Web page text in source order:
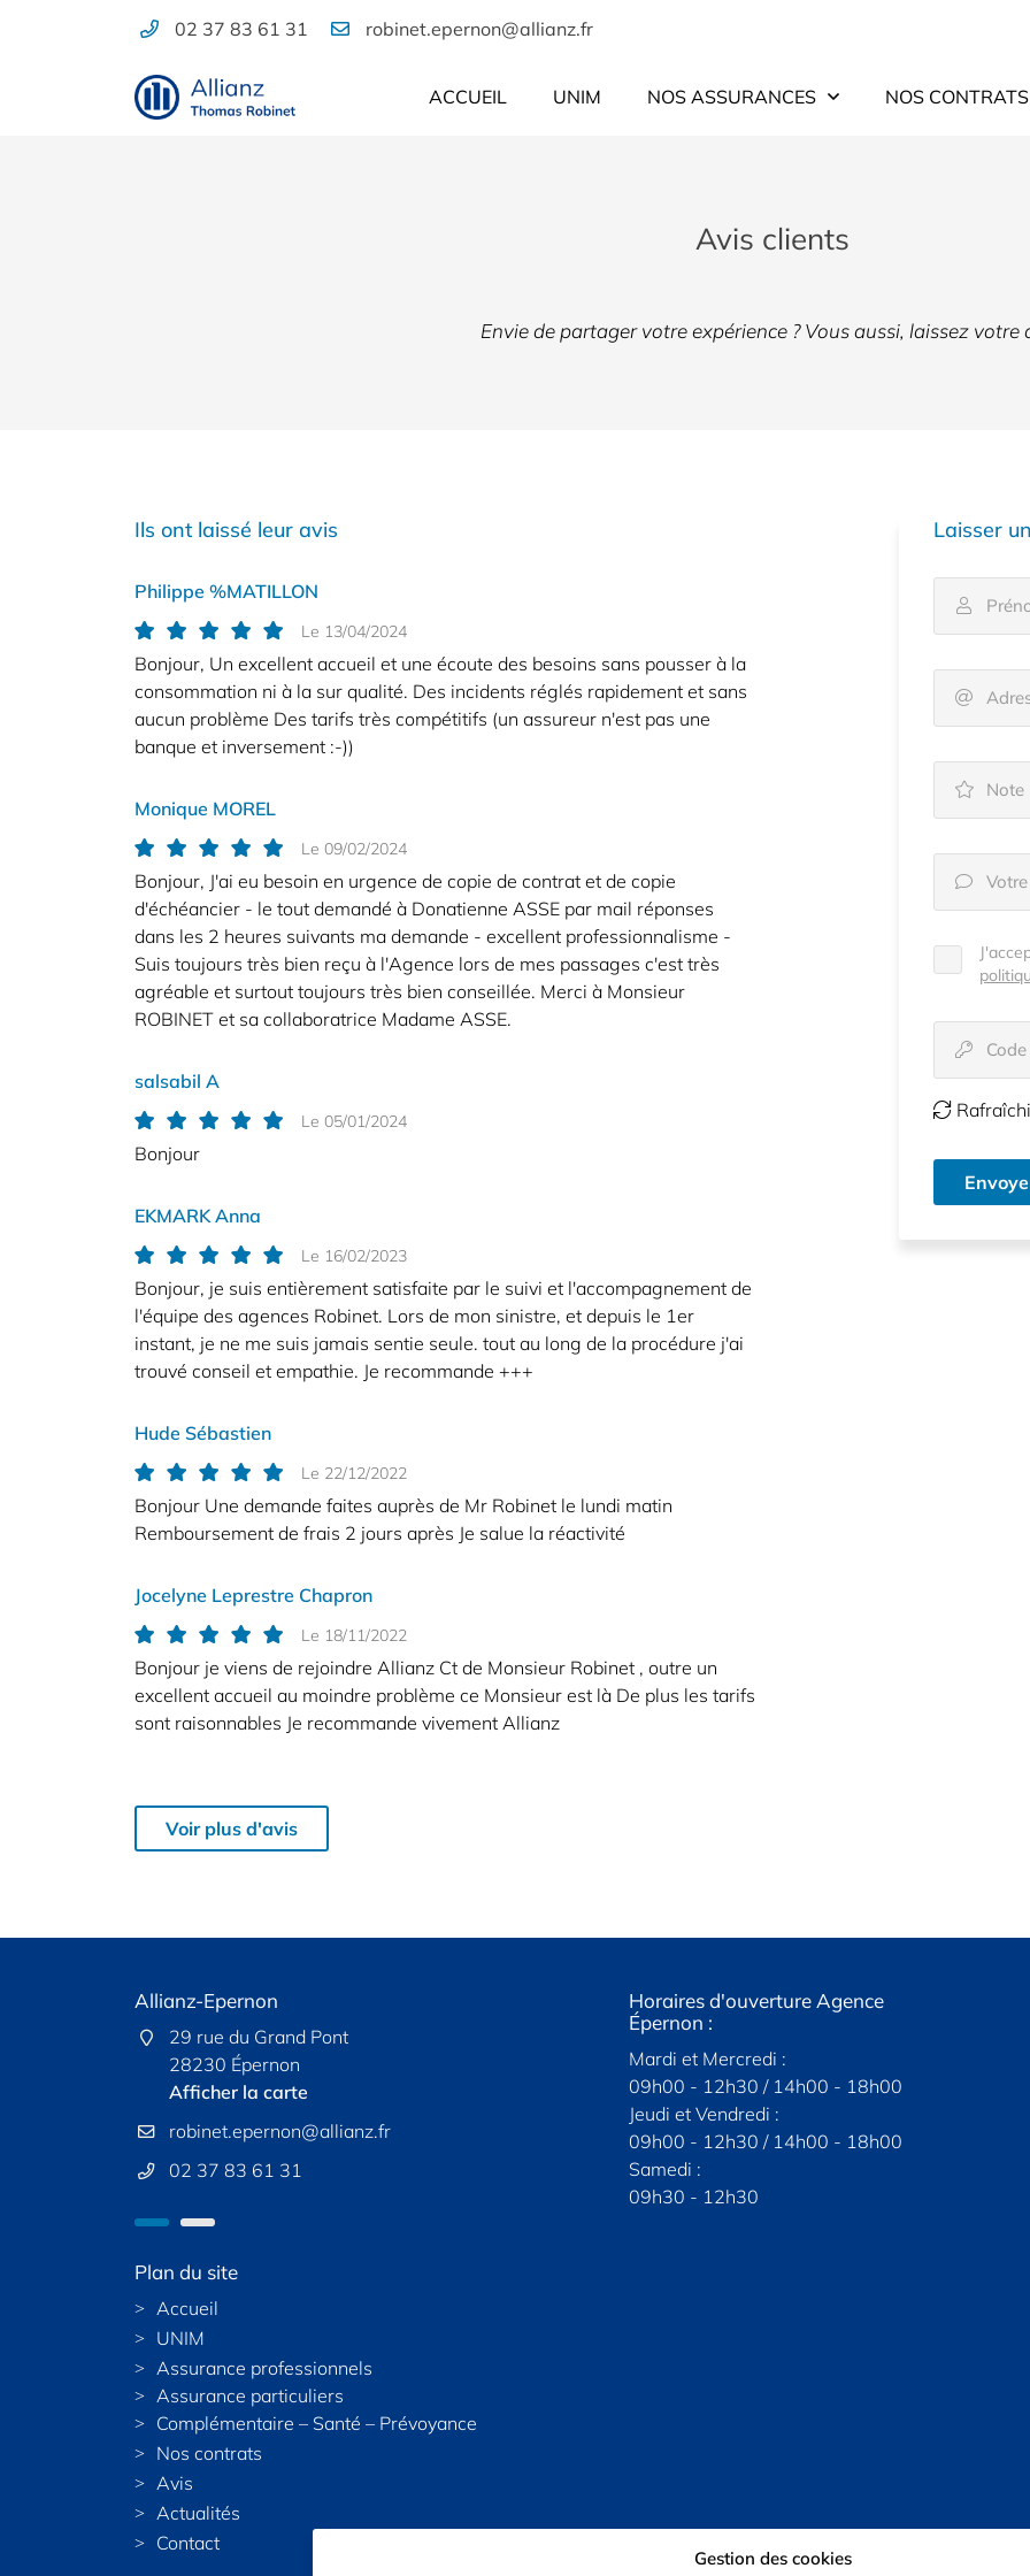
02 37 83 61 31
ACCUEIL UNIM NOS ASSURANCES NOS CONTRATS
28230 Épernon
02 37 83 61 31
Code Captcha
Rafraîchir le captcha
En cochant cette case, vous consentez à recevoir nos propositions commerciales à
l'adresse email indiqué ci-dessus. Vous pouvez vous désinscrire à tout moment en
le formulaire de désinscription
Inscription
Avis clients
Envie de partager votre expérience ? Vous aussi, laissez votre
Ils ont laissé leur avis
Philippe %MATILLON
Le 13/04/2024
Bonjour, Un excellent accueil et une écoute des besoins sans pousser à la
consommation ni à la sur qualité. Des incidents réglés rapidement et sans
aucun problème Des tarifs très compétitifs (un assureur n'est pas une
banque et inversement :-))
Monique MOREL
Le 09/02/2024
Bonjour, J'ai eu besoin en urgence de copie de contrat et de copie
d'échéancier - le tout demandé à Donatienne ASSE par mail réponses
dans les 2 heures suivants ma demande - excellent professionnalisme -
Suis toujours très bien reçu à l'Agence lors de mes passages c'est très
agréable et surtout toujours très bien conseillée. Merci à Monsieur
ROBINET et sa collaboratrice Madame ASSE.
salsabil A
Le 05/01/2024
Bonjour
EKMARK Anna
Le 16/02/2023
Bonjour, je suis entièrement satisfaite par le suivi et l'accompagnement de
l'équipe des agences Robinet. Lors de mon sinistre, et depuis le 1er
instant, je ne me suis jamais sentie seule. tout au long de la procédure j'ai
trouvé conseil et empathie. Je recommande +++
Hude Sébastien
Le 22/12/2022
Bonjour Une demande faites auprès de Mr Robinet le lundi matin
Remboursement de frais 2 jours après Je salue la réactivité
Jocelyne Leprestre Chapron
Le 18/11/2022
Bonjour je viens de rejoindre Allianz Ct de Monsieur Robinet , outre un
excellent accueil au moindre problème ce Monsieur est là De plus les tarifs
sont raisonnables Je recommande vivement Allianz
Voir plus d'avis
Laisser


 Note



Allianz-Epernon
29 rue du Grand Pont
28230 Épernon
Afficher la carte
02 37 83 61 31
Allianz-Epernon
28230 Épernon
Afficher la carte
Samedi :
Horaires d'ouverture Agence
Épernon :
Mardi et Mercredi :
09h00 - 12h30 / 14h00 - 18h00
Jeudi et Vendredi :
09h00 - 12h30 / 14h00 - 18h00
Samedi :
09h30 - 12h30
Horaires
Mardi,
Plan du site
Accueil
UNIM
Assurance professionnels
Assurance particuliers
Complémentaire – Santé – Prévoyance
Nos contrats
Avis
Actualités
Contact
Gestion des cookies